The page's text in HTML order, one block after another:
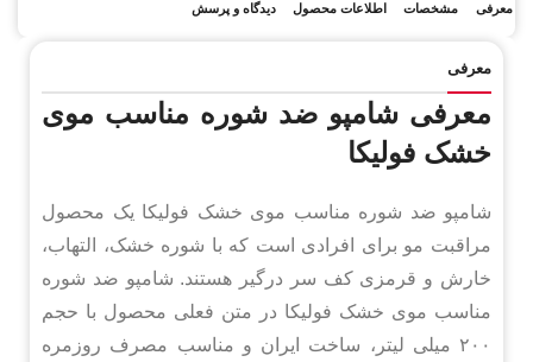
معرفی مشخصات اطلاعات محصول دیدگاه و پرسش
معرفی
معرفی شامپو ضد شوره مناسب موی
خشک فولیکا
شامپو ضد شوره مناسب موی خشک فولیکا یک محصول
مراقبت مو برای افرادی است که با شوره خشک، التهاب،
خارش و قرمزی کف سر درگیر هستند. شامپو ضد شوره
مناسب موی خشک فولیکا در متن فعلی محصول با حجم
۲۰۰ میلی لیتر، ساخت ایران و مناسب مصرف روزمره